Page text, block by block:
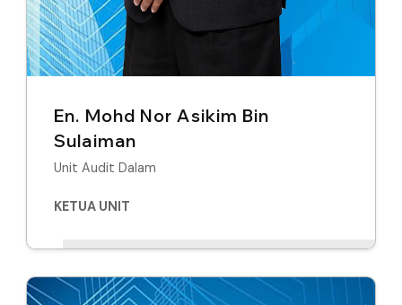
En. Mohd Nor Asikim Bin
Sulaiman
Unit Audit Dalam
KETUA UNIT